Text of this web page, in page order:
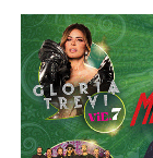
se disputaría en
qué estaban
El poeta Jorge
británica, lo vio
ironía